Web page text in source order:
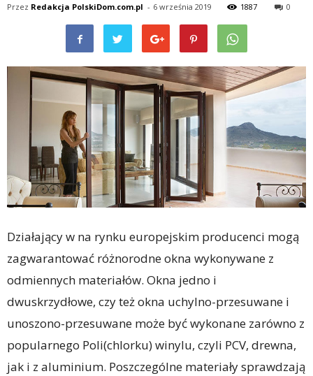
Przez Redakcja PolskiDom.com.pl - 6 września 2019 1887 0
Działający w na rynku europejskim producenci mogą
zagwarantować różnorodne okna wykonywane z
odmiennych materiałów. Okna jedno i
dwuskrzydłowe, czy też okna uchylno-przesuwane i
unoszono-przesuwane może być wykonane zarówno z
popularnego Poli(chlorku) winylu, czyli PCV, drewna,
jak i z aluminium. Poszczególne materiały sprawdzają